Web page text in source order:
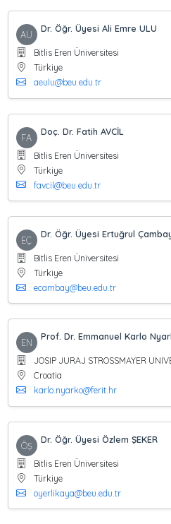
AU
Dr. Öğr. Üyesi Ali Emre ULU
Bitlis Eren Üniversitesi
Türkiye
aeulu@beu.edu.tr
FA
Doç. Dr. Fatih AVCİL
Bitlis Eren Üniversitesi
Türkiye
favcil@beu.edu.tr
EÇ
Dr. Öğr. Üyesi Ertuğrul
Bitlis Eren Üniversitesi
Türkiye
ecambay@beu.edu.tr
EN
Prof. Dr. Emmanuel Karlo
JOSIP JURAJ STROSSMAYER
Croatia
karlo.nyarko@ferit.hr
ÖŞ
Dr. Öğr. Üyesi Özlem ŞEKER
Bitlis Eren Üniversitesi
Türkiye
oyerlikaya@beu.edu.tr